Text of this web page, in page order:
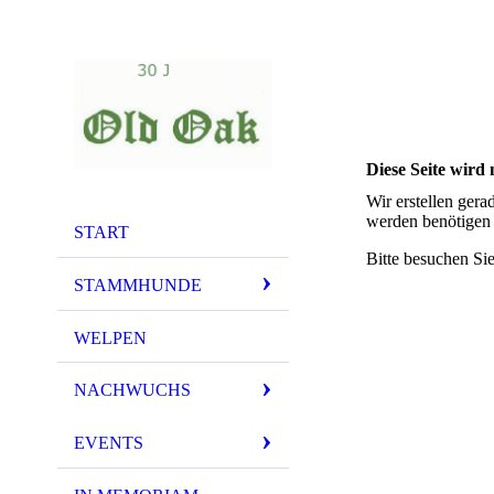
START
STAMMHUNDE
WELPEN
NACHWUCHS
EVENTS
Diese Seite wird
Wir erstellen
werden
Bitte besuchen